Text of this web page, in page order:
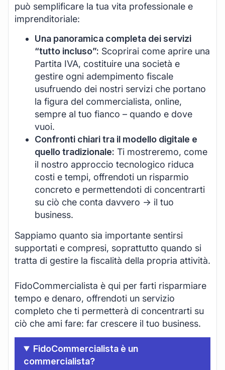
può semplificare la tua vita professionale e
imprenditoriale:
Una panoramica completa dei servizi
“tutto incluso”: Scoprirai come aprire una
Partita IVA, costituire una società e
gestire ogni adempimento fiscale
usufruendo dei nostri servizi che portano
la figura del commercialista, online,
sempre al tuo fianco – quando e dove
vuoi.
Confronti chiari tra il modello digitale e
quello tradizionale: Ti mostreremo, come
il nostro approccio tecnologico riduca
costi e tempi, offrendoti un risparmio
concreto e permettendoti di concentrarti
su ciò che conta davvero -> il tuo
business.
Sappiamo quanto sia importante sentirsi
supportati e compresi, soprattutto quando si
tratta di gestire la fiscalità della propria attività.
FidoCommercialista è qui per farti risparmiare
tempo e denaro, offrendoti un servizio
completo che ti permetterà di concentrarti su
ciò che ami fare: far crescere il tuo business.
FidoCommercialista è un
commercialista?